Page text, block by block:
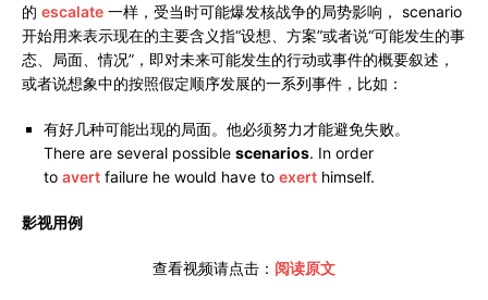
的 escalate 一样，受当时可能爆发核战争的局势影响， scenario
开始用来表示现在的主要含义指“设想、方案”或者说“可能发生的事
态、局面、情况”，即对未来可能发生的行动或事件的概要叙述，
或者说想象中的按照假定顺序发展的一系列事件，比如：
有好几种可能出现的局面。他必须努力才能避免失败。
There are several possible scenarios. In order
to avert failure he would have to exert himself.
影视用例
查看视频请点击： 阅读原文